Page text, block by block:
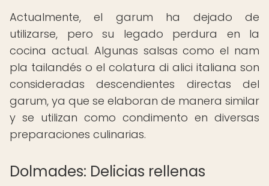
Actualmente, el garum ha dejado de
utilizarse, pero su legado perdura en la
cocina actual. Algunas salsas como el nam
pla tailandés o el colatura di alici italiana son
consideradas descendientes directas del
garum, ya que se elaboran de manera similar
y se utilizan como condimento en diversas
preparaciones culinarias.
Dolmades: Delicias rellenas